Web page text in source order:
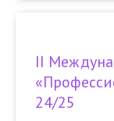
II
24/25